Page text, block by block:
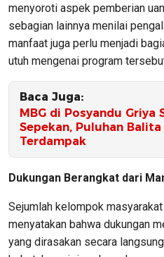
menyoroti aspek pemberian
sebagian lainnya menilai
manfaat juga perlu menjadi
utuh mengenai program
Baca Juga:
MBG di Posyandu Griya
Sepekan, Puluhan
Terdampak
Dukungan Berangkat dari
Sejumlah kelompok
menyatakan bahwa dukungan
yang dirasakan secara